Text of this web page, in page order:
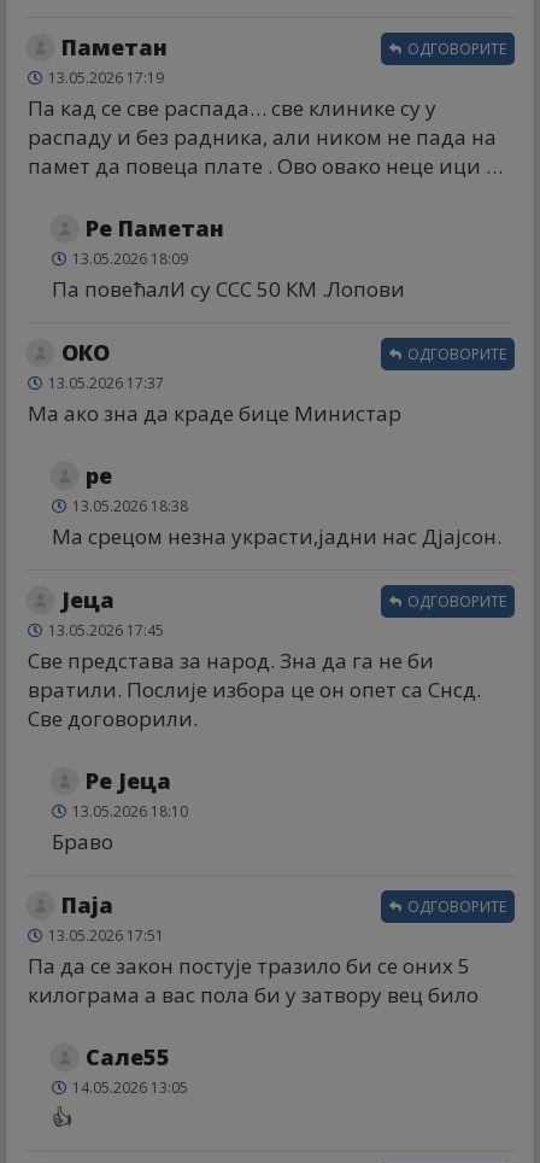
Паметан
13.05.2026 17:19
Па кад се све распада… све клинике су у
распаду и без радника, али ником не пада на
памет да повеца плате . Ово овако неце ици …
ОДГОВОРИТЕ
Ре Паметан
13.05.2026 18:09
Па повећалИ су ССС 50 КМ .Лопови
ОКО
13.05.2026 17:37
Ма ако зна да краде бице Министар
ОДГОВОРИТЕ
ре
13.05.2026 18:38
Ма срецом незна украсти,јадни нас Дјајсон.
Јеца
13.05.2026 17:45
Све представа за народ. Зна да га не би
вратили. Послије избора це он опет са Снсд.
Све договорили.
ОДГОВОРИТЕ
Ре Јеца
13.05.2026 18:10
Браво
Паја
13.05.2026 17:51
Па да се закон постује тразило би се оних 5
килограма а вас пола би у затвору вец било
ОДГОВОРИТЕ
Сале55
14.05.2026 13:05
👍